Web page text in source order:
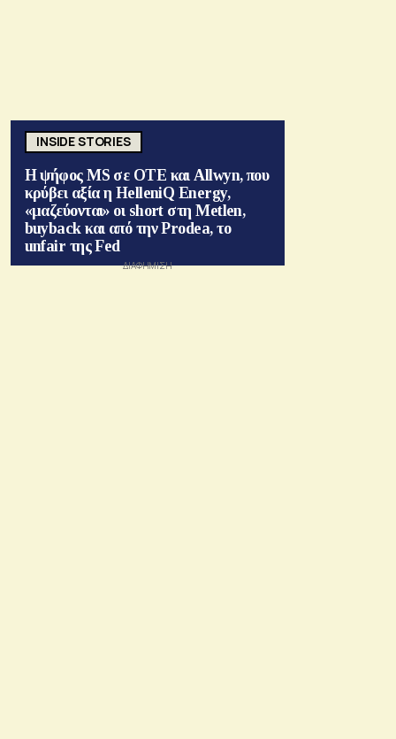
INSIDE STORIES
Η ψήφος MS σε ΟΤΕ και Allwyn, που
κρύβει αξία η HelleniQ Energy,
«μαζεύονται» οι short στη Metlen,
buyback και από την Prodea, το
unfair της Fed